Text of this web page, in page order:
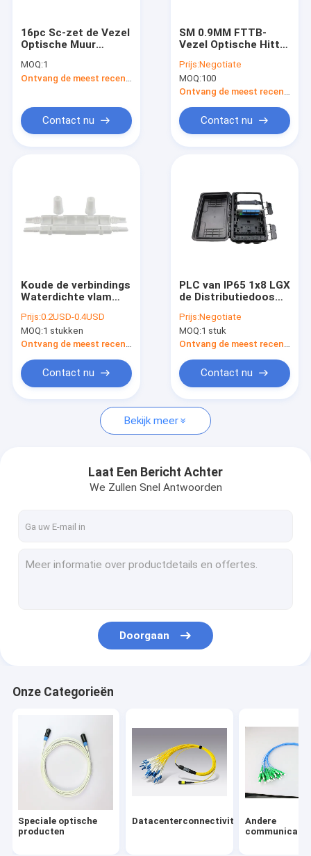
Ongeveer ons
Verzoek om een Citaat
Speciale optische producten
Datacenterconnectiviteit
16pc Sc-zet de Vezel
Optische Muur
MOQ:1
Contact nu
SM 0.9MM FTTB-
Vezel Optische Hitte
Prijs:Negotiate
MOQ:100
Ontvang de meest recente Prijs
Contact nu
Koude de verbindings
Waterdichte vlam
Optische Omhulsel -
Doos van de
vertragers de
Bescherming
Prijs:0.2USD-0.4USD
MOQ:1 stukken
Ontvang de meest recente Prijs
Contact nu
PLC van IP65 1x8 LGX
de Distributiedoos
Prijs:Negotiate
MOQ:1 stuk
Ontvang de meest recente Prijs
Contact nu
Bekijk meer
Laat Een Bericht Achter
We Zullen Snel Antwoorden
Doorgaan
Onze Categorieën
Speciale optische
producten
DatacenterconnectiviteitAndere